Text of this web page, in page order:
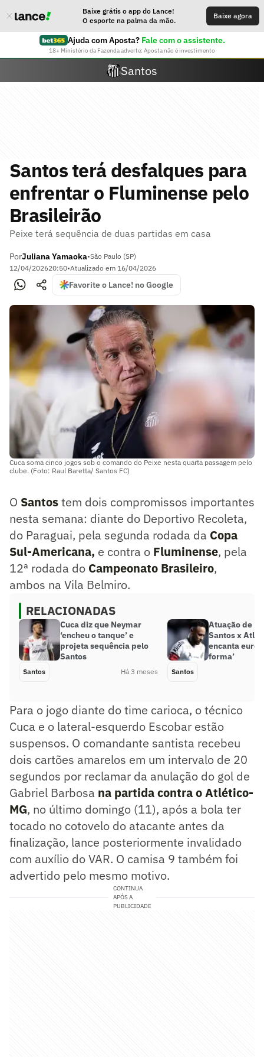
Baixe grátis o app do Lance!
O esporte na palma da mão.
Baixe agora
Ajuda com Aposta? Fale com o assistente.
18+ Ministério da Fazenda adverte: Aposta não é investimento
Santos
Santos terá desfalques para
enfrentar o Fluminense pelo
Brasileirão
Peixe terá sequência de duas partidas em casa
PorJuliana Yamaoka•São Paulo (SP)
12/04/202620:50•Atualizado em 16/04/2026
Favorite o Lance! no Google
Cuca soma cinco jogos sob o comando do Peixe nesta quarta passagem pelo
clube. (Foto: Raul Baretta/ Santos FC)
O Santostem dois compromissos importantes
nesta semana: diante do Deportivo Recoleta,
do Paraguai, pela segunda rodada da Copa
Sul-Americana, e contra o Fluminense, pela
12ª rodada do Campeonato Brasileiro,
ambos na Vila Belmiro.
RELACIONADAS
Cuca diz que Neymar
‘encheu o tanque’ e
projeta sequência pelo
Santos
Santos Há 3 meses
Atuação de
Santos x
encanta
forma’
Santos
Para o jogo diante do time carioca, o técnico
Cuca e o lateral-esquerdo Escobar estão
suspensos. O comandante santista recebeu
dois cartões amarelos em um intervalo de 20
segundos por reclamar da anulação do gol de
Gabriel Barbosa na partida contra o Atlético-
MG, no último domingo (11), após a bola ter
tocado no cotovelo do atacante antes da
finalização, lance posteriormente invalidado
com auxílio do VAR. O camisa 9 também foi
advertido pelo mesmo motivo.
CONTINUA
APÓS A
PUBLICIDADE